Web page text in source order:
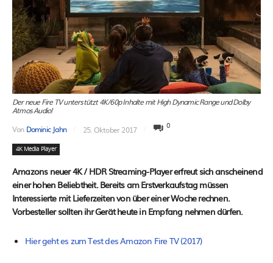
Der neue Fire TV unterstützt 4K/60p Inhalte mit High Dynamic Range und Dolby
Atmos Audio!
Von Dominic Jahn 25. Oktober 2017 0
4K Media Player
Amazons neuer 4K / HDR Streaming-Player erfreut sich anscheinend
einer hohen Beliebtheit. Bereits am Erstverkaufstag müssen
Interessierte mit Lieferzeiten von über einer Woche rechnen.
Vorbesteller sollten ihr Gerät heute in Empfang nehmen dürfen.
Hier geht es zum Test des Amazon Fire TV (2017)